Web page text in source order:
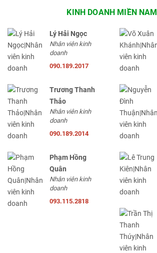
KINH DOANH MIỀN NAM
Lý Hải Ngọc
Nhân viên kinh
doanh
090.189.2017
Trương Thanh
Thảo
Nhân viên kinh
doanh
090.189.2014
Phạm Hồng
Quân
Nhân viên kinh
doanh
093.115.2818